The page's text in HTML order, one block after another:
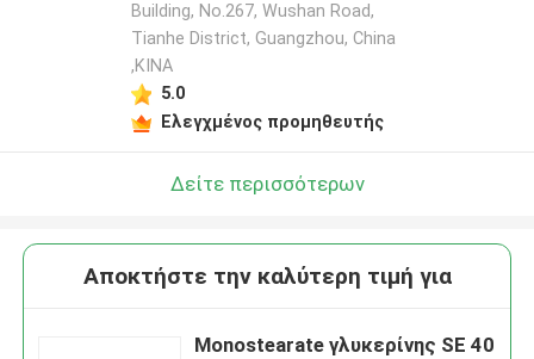
Building, No.267, Wushan Road,
Tianhe District, Guangzhou, China
,ΚΙΝΑ
5.0
Ελεγχμένος προμηθευτής
Δείτε περισσότερων
Αποκτήστε την καλύτερη τιμή για
Monostearate γλυκερίνης SE 40